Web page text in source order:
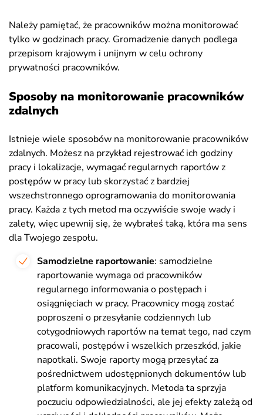
Należy pamiętać, że pracowników można monitorować
tylko w godzinach pracy. Gromadzenie danych podlega
przepisom krajowym i unijnym w celu ochrony
prywatności pracowników.
Sposoby na monitorowanie pracowników
zdalnych
Istnieje wiele sposobów na monitorowanie pracowników
zdalnych. Możesz na przykład rejestrować ich godziny
pracy i lokalizacje, wymagać regularnych raportów z
postępów w pracy lub skorzystać z bardziej
wszechstronnego oprogramowania do monitorowania
pracy. Każda z tych metod ma oczywiście swoje wady i
zalety, więc upewnij się, że wybrałeś taką, która ma sens
dla Twojego zespołu.
Samodzielne raportowanie: samodzielne
raportowanie wymaga od pracowników
regularnego informowania o postępach i
osiągnięciach w pracy. Pracownicy mogą zostać
poproszeni o przesyłanie codziennych lub
cotygodniowych raportów na temat tego, nad czym
pracowali, postępów i wszelkich przeszkód, jakie
napotkali. Swoje raporty mogą przesyłać za
pośrednictwem udostępnionych dokumentów lub
platform komunikacyjnych. Metoda ta sprzyja
poczuciu odpowiedzialności, ale jej efekty zależą od